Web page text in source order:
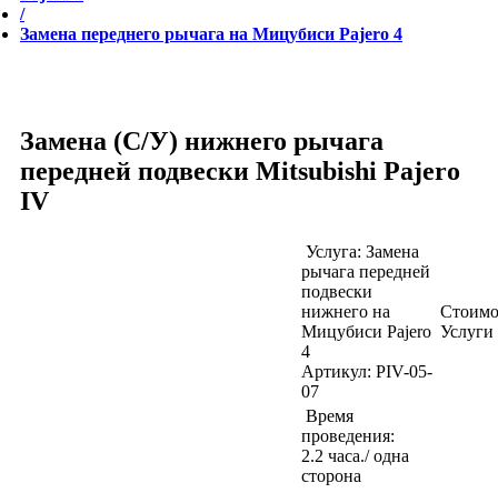
/
Замена переднего рычага на Мицубиси Pajero 4
Замена (С/У) нижнего рычага
передней подвески Mitsubishi Pajero
IV
Услуга: Замена
рычага передней
подвески
нижнего на
Мицубиси Pajero
4
Артикул: PIV-05-
07
Услуги
Время
проведения:
2.2 часа./ одна
сторона